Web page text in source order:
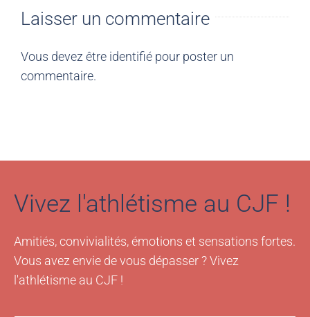
Laisser un commentaire
Vous devez être identifié pour poster un
commentaire.
Vivez l'athlétisme au CJF !
Amitiés, convivialités, émotions et sensations fortes.
Vous avez envie de vous dépasser ? Vivez
l'athlétisme au CJF !